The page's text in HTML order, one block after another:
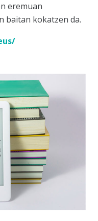
eremuan
baitan kokatzen da.